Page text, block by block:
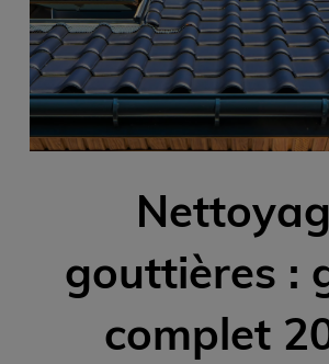
gouttières :
complet